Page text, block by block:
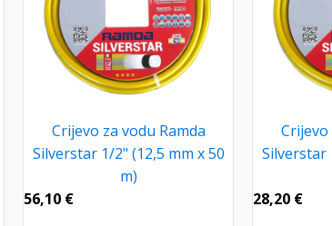
Crijevo za vodu Ramda
Silverstar 1/2" (12,5 mm x 50
m)
56,10 €
Crijevo
Silverstar
28,20 €